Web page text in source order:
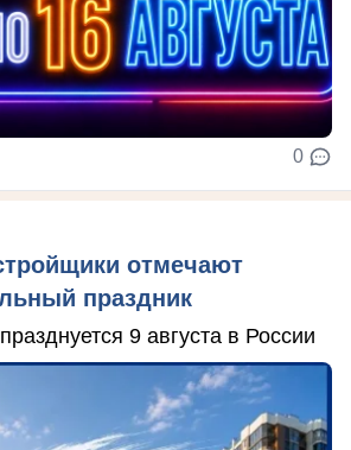
0
отмечают
праздник
9 августа в России